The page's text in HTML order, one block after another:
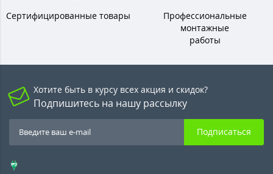
Сертифицированные товары
Профессиональные
монтажные
работы
Хотите быть в курсу всех акция и скидок?
Подпишитесь на нашу рассылку
Подписаться